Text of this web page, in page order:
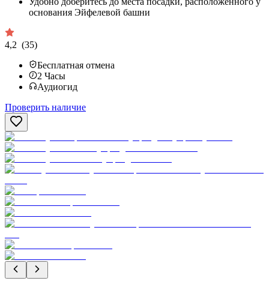
основания Эйфелевой башни
4,2 (35)
Бесплатная отмена
2 Часы
Аудиогид
Проверить наличие